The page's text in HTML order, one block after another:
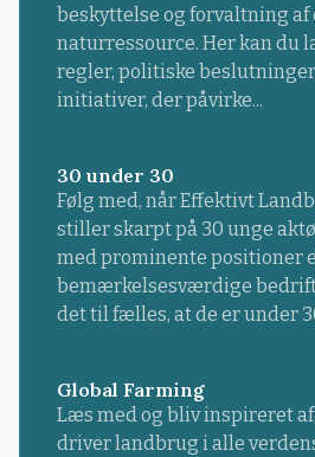
beskyttelse og forvaltning af
naturressource. Her kan du
regler, politiske
initiativer, der påvirke...
30 under 30
Følg med, når Effektivt
stiller skarpt på 30 unge
med prominente positioner
bemærkelsesværdige
det til fælles, at de er under
Global Farming
Læs med og bliv inspireret
driver landbrug i alle